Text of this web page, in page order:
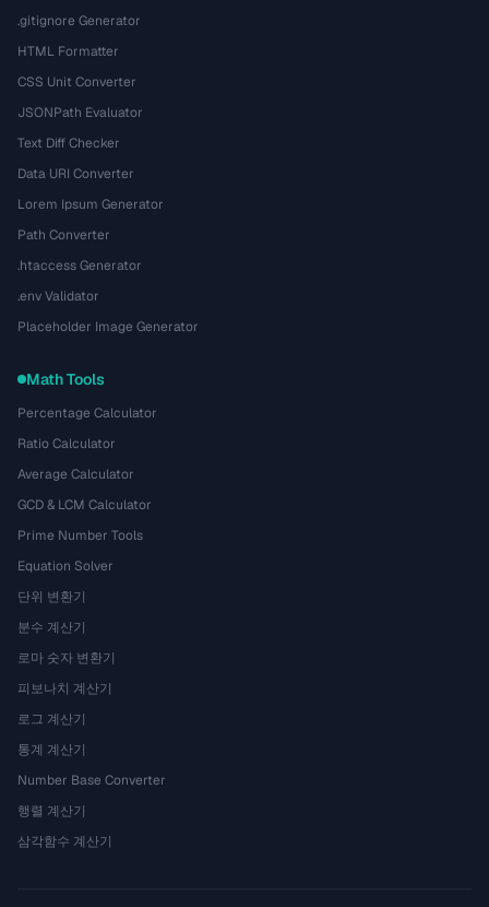
.gitignore Generator
HTML Formatter
CSS Unit Converter
JSONPath Evaluator
Text Diff Checker
Data URI Converter
Lorem Ipsum Generator
Path Converter
.htaccess Generator
.env Validator
Placeholder Image Generator
Math Tools
Percentage Calculator
Ratio Calculator
Average Calculator
GCD & LCM Calculator
Prime Number Tools
Equation Solver
단위 변환기
분수 계산기
로마 숫자 변환기
피보나치 계산기
로그 계산기
통계 계산기
Number Base Converter
행렬 계산기
삼각함수 계산기